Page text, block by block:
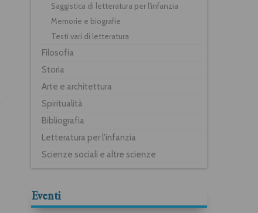
Saggistica di letteratura per l'infanzia
Memorie e biografie
Testi vari di letteratura
Filosofia
Storia
Arte e architettura
Spiritualità
Bibliografia
Letteratura per l'infanzia
Scienze sociali e altre scienze
Eventi